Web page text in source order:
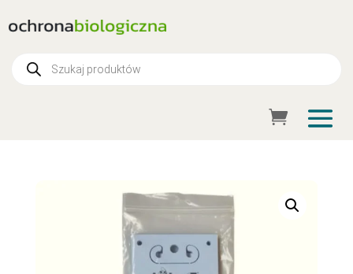
produktów